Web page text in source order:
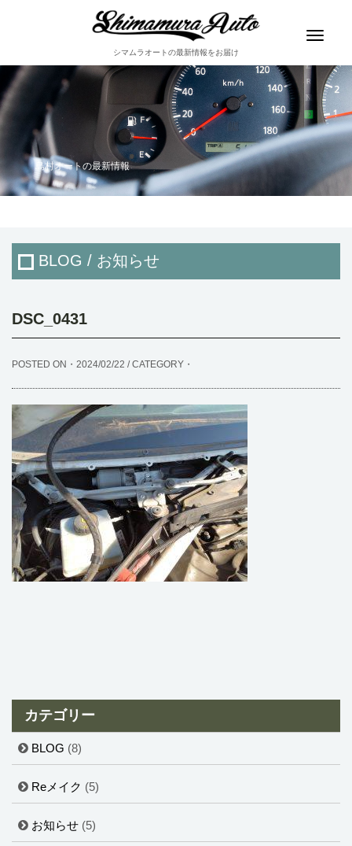
シマムラオートの最新情報をお届け
Toggle
島村オートの最新情報
BLOG / お知らせ
DSC_0431
POSTED ON・2024/02/22 / CATEGORY・
カテゴリー
BLOG (8)
Reメイク (5)
お知らせ (5)